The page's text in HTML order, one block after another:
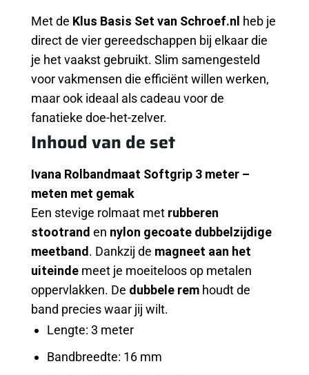
Met de Klus Basis Set van Schroef.nl heb je
direct de vier gereedschappen bij elkaar die
je het vaakst gebruikt. Slim samengesteld
voor vakmensen die efficiënt willen werken,
maar ook ideaal als cadeau voor de
fanatieke doe-het-zelver.
Inhoud van de set
Ivana Rolbandmaat Softgrip 3 meter –
meten met gemak
Een stevige rolmaat met rubberen
stootrand en nylon gecoate dubbelzijdige
meetband . Dankzij de magneet aan het
uiteinde meet je moeiteloos op metalen
oppervlakken. De dubbele rem houdt de
band precies waar jij wilt.
Lengte: 3 meter
Bandbreedte: 16 mm